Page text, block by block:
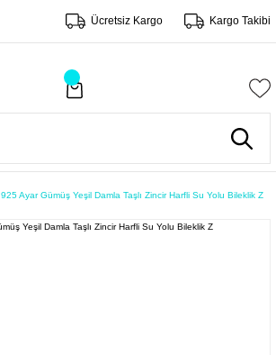
Ücretsiz Kargo Kargo Takibi
925 Ayar Gümüş Yeşil Damla Taşlı Zincir Harfli Su Yolu Bileklik Z